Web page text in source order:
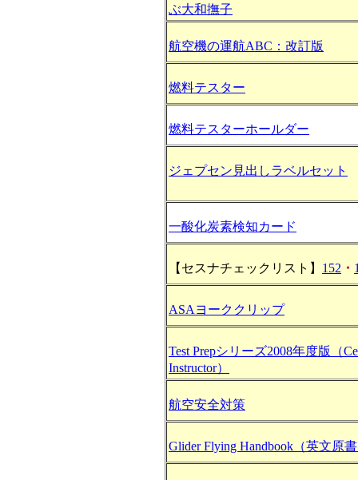
ぶ大和撫子
航空機の運航ABC：改訂版
燃料テスター
燃料テスターホールダー
ジェプセン見出しラベルセット
一酸化炭素検知カード
【セスナチェックリスト】 152 ・
ASAヨーククリップ
Test Prepシリーズ2008年度版（
Instructor）
航空安全対策
Glider Flying Handbook（英文原